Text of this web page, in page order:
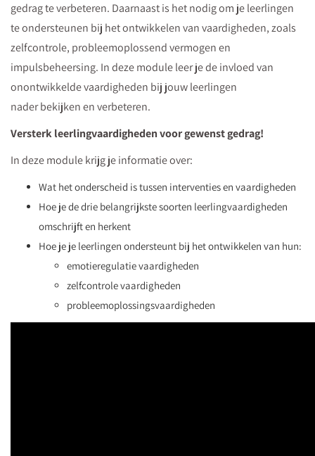
gedrag te verbeteren. Daarnaast is het nodig om je leerlingen
te ondersteunen bij het ontwikkelen van vaardigheden, zoals
zelfcontrole, probleemoplossend vermogen en
impulsbeheersing. In deze module leer je de invloed van
onontwikkelde vaardigheden bij jouw leerlingen
nader bekijken en verbeteren.
Versterk leerlingvaardigheden voor gewenst gedrag!
In deze module krijg je informatie over:
Wat het onderscheid is tussen interventies en vaardigheden
Hoe je de drie belangrijkste soorten leerlingvaardigheden
omschrijft en herkent
Hoe je je leerlingen ondersteunt bij het ontwikkelen van hun:
emotieregulatie vaardigheden
zelfcontrole vaardigheden
probleemoplossingsvaardigheden